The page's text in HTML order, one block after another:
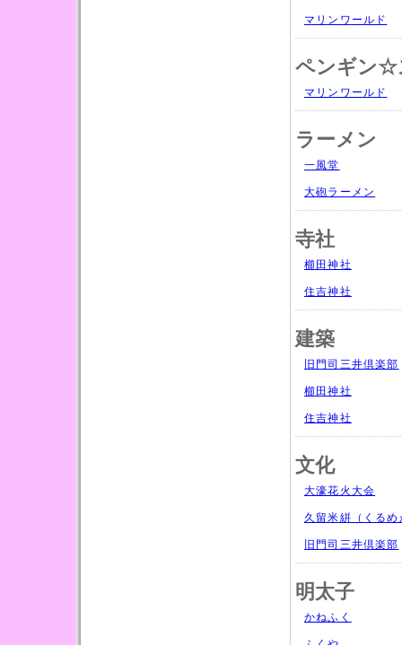
マリンワールド
ペンギン☆
マリンワールド
ラーメン
一風堂
大砲ラーメン
寺社
櫛田神社
住吉神社
建築
旧門司三井倶楽部
櫛田神社
住吉神社
文化
大濠花火大会
久留米絣（くる
旧門司三井倶楽部
明太子
かねふく